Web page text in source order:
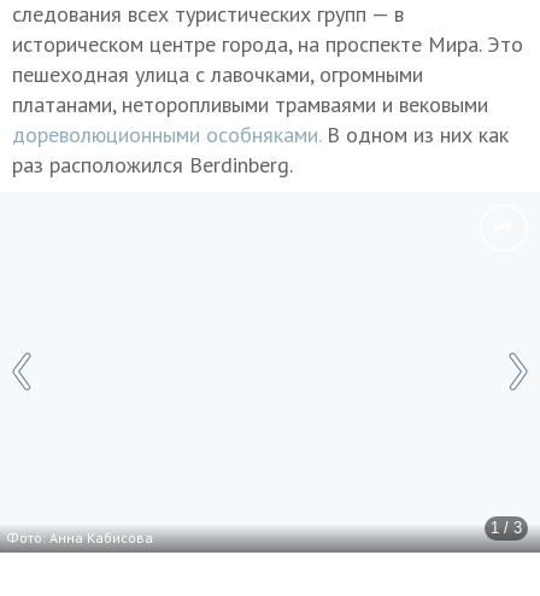
следования всех туристических групп — в
историческом центре города, на проспекте Мира. Это
пешеходная улица с лавочками, огромными
платанами, неторопливыми трамваями и вековыми
дореволюционными особняками.В одном из них как
раз расположился Berdinberg.
1 / 3
Фото: Анна Кабисова